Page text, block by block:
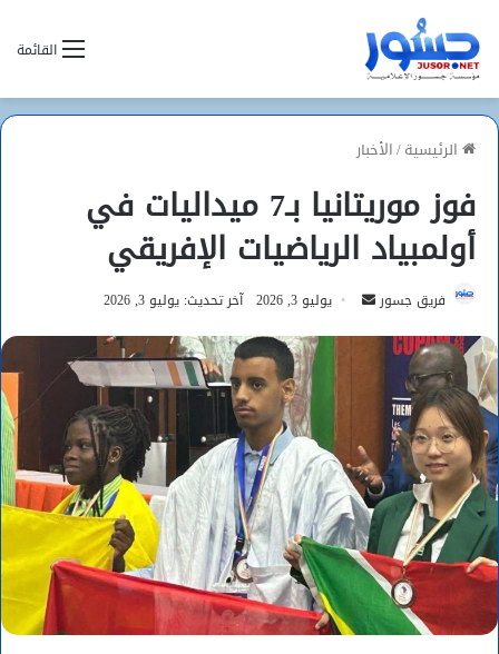
القائمة
الرئيسية/الأخبار
فوز موريتانيا بـ7 ميداليات في
أولمبياد الرياضيات الإفريقي
فريق جسور
أرسل
إلكترونيا
يوليو 3, 2026 آخر تحديث: يوليو 3, 2026